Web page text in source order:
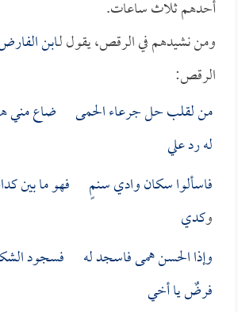
أحدهم ثلاث ساعات.
ومن نشيدهم في الرقص، يقول لـابن
الرقص:
من لقلب حل جرعاء الحمى ضاع مني
له رد علي
فاسألوا سكان وادي سنمٍ فهو ما بين
وكدي
وإذا الحسن همى فاسجد له فسجود
فرضٌ يا أخي